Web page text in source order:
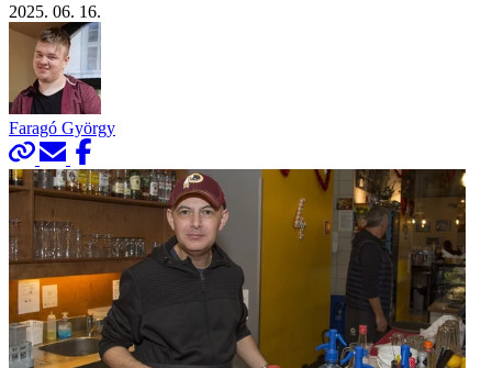
2025. 06. 16.
Faragó György